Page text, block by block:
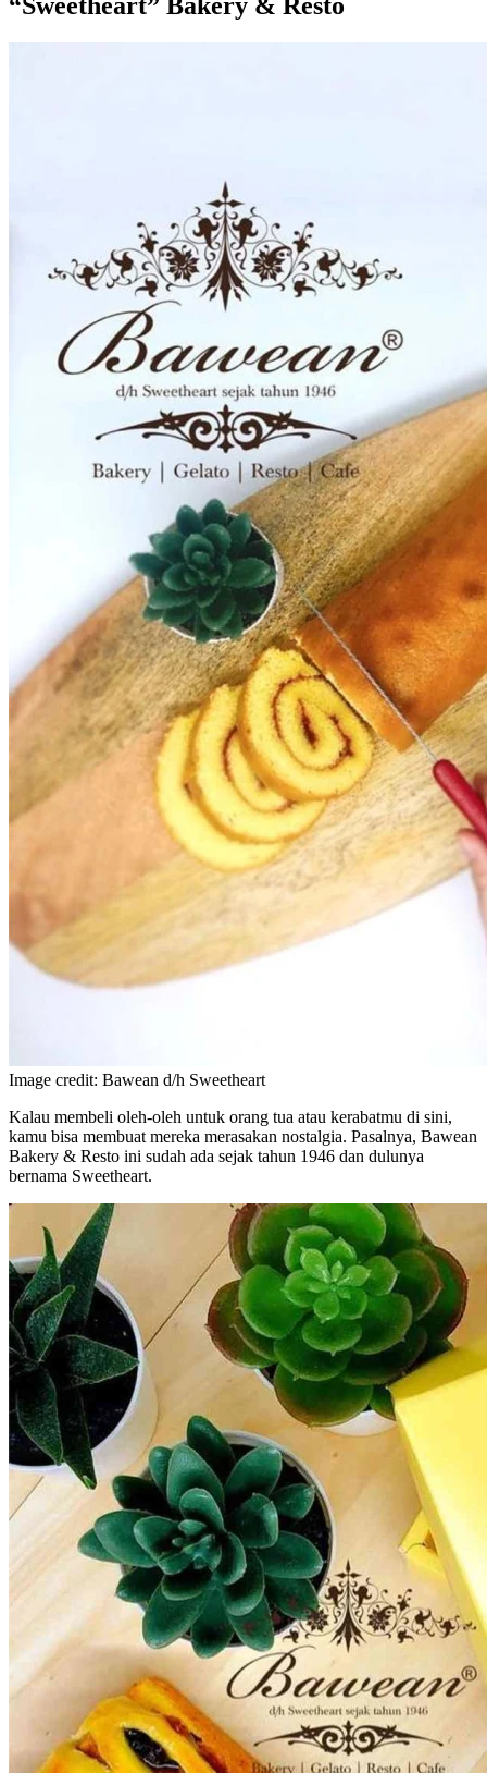
Image credit: Bawean d/h Sweetheart
Kalau membeli oleh-oleh untuk orang tua atau kerabatmu di sini,
kamu bisa membuat mereka merasakan nostalgia. Pasalnya, Bawean
Bakery & Resto ini sudah ada sejak tahun 1946 dan dulunya
bernama Sweetheart.